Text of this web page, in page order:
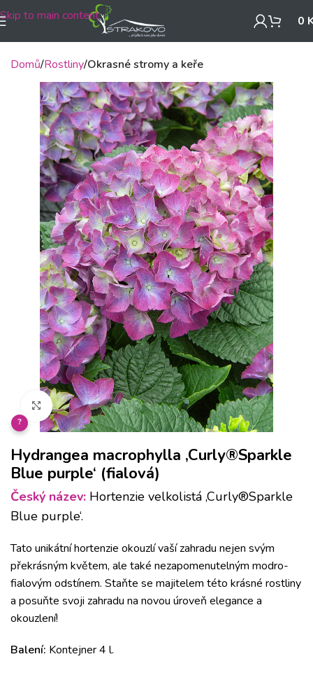
Skip to main content 0
Domů Rostliny Okrasné stromy a keře
Klikněte pro zvětšení
?
Hydrangea macrophylla ‚Curly®Sparkle
Blue purple‘ (fialová)
Český název: Hortenzie velkolistá ‚Curly®Sparkle
Blue purple‘.
Tato unikátní hortenzie okouzlí vaší zahradu nejen svým
překrásným květem, ale také nezapomenutelným modro-
fialovým odstínem. Staňte se majitelem této krásné rostliny
a posuňte svoji zahradu na novou úroveň elegance a
okouzlení!
Balení: Kontejner 4 l.